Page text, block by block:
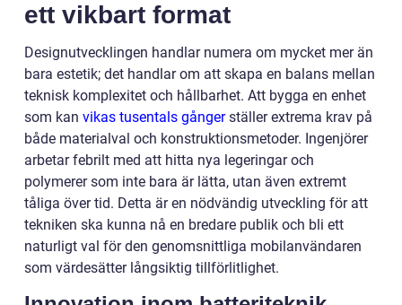
ett vikbart format
Designutvecklingen handlar numera om mycket mer än
bara estetik; det handlar om att skapa en balans mellan
teknisk komplexitet och hållbarhet. Att bygga en enhet
som kan vikas tusentals gångerställer extrema krav på
både materialval och konstruktionsmetoder. Ingenjörer
arbetar febrilt med att hitta nya legeringar och
polymerer som inte bara är lätta, utan även extremt
tåliga över tid. Detta är en nödvändig utveckling för att
tekniken ska kunna nå en bredare publik och bli ett
naturligt val för den genomsnittliga mobilanvändaren
som värdesätter långsiktig tillförlitlighet.